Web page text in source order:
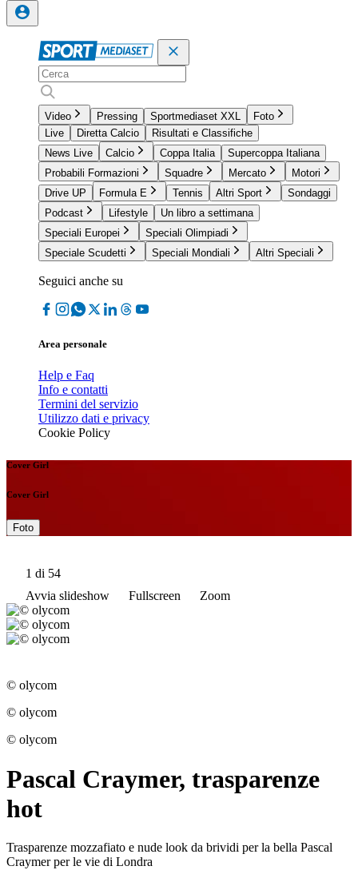
Video Pressing Sportmediaset XXL
Foto
Live
Diretta Calcio
Risultati e Classifiche
News Live
Calcio Coppa Italia
Supercoppa Italiana
Probabili Formazioni
Squadre Mercato
Motori
Drive UP
Formula E Tennis Altri Sport
Sondaggi
Podcast
Lifestyle
Un libro a settimana
Speciali Europei
Speciali Olimpiadi
Speciale Scudetti
Speciali Mondiali Altri Speciali
Seguici anche su
Area personale
Help e Faq
Info e contatti
Termini del servizio
Utilizzo dati e privacy
Cookie Policy
Cover Girl
Cover Girl
Foto
1 di 54
Avvia slideshow
Fullscreen Zoom
© olycom
© olycom
© olycom
Pascal Craymer, trasparenze
hot
Trasparenze mozzafiato e nude look da brividi per la bella Pascal
Craymer per le vie di Londra